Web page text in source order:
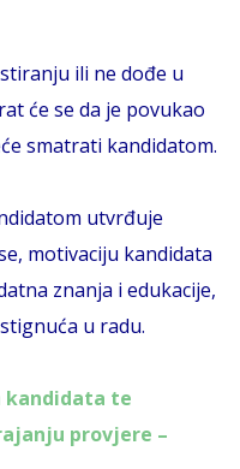
ili ne dođe u
će se da je povukao
smatrati kandidatom.
utvrđuje
motivaciju kandidata
znanja i edukacije,
u radu.
kandidata te
provjere –